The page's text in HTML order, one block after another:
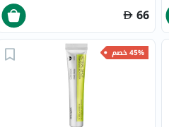
66
45% خصم